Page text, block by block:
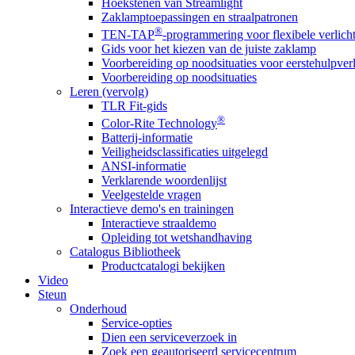
Zaklamptoepassingen en straalpatronen
TEN-TAP®-programmering voor flexibele
Gids voor het kiezen van de juiste zaklamp
Voorbereiding op noodsituaties voor
Voorbereiding op noodsituaties
Leren (vervolg)
TLR Fit-gids
Color-Rite Technology®
Batterij-informatie
Veiligheidsclassificaties uitgelegd
ANSI-informatie
Verklarende woordenlijst
Veelgestelde vragen
Interactieve demo's en trainingen
Interactieve straaldemo
Opleiding tot wetshandhaving
Catalogus Bibliotheek
Productcatalogi bekijken
Video
Steun
Onderhoud
Service-opties
Dien een serviceverzoek in
Zoek een geautoriseerd servicecentrum